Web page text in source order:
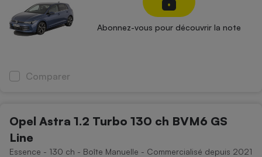
Abonnez-vous pour découvrir la note
Comparer
Opel Astra 1.2 Turbo 130 ch BVM6 GS
Line
Essence - 130 ch - Boîte Manuelle - Commercialisé depuis 2021